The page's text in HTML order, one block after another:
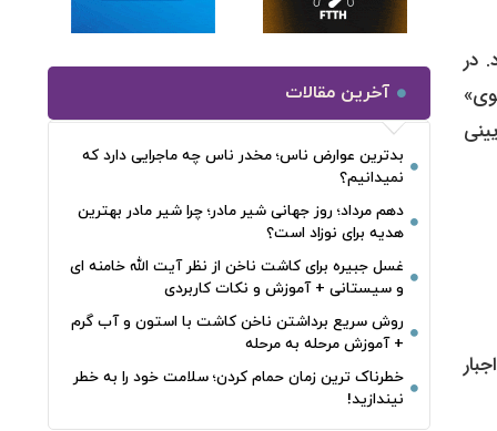
در
آخرین مقالات
بدترین عوارض ناس؛ مخدر ناس چه ماجرایی دارد که
نمیدانیم؟
دهم مرداد؛ روز جهانی شیر مادر؛ چرا شیر مادر بهترین
هدیه برای نوزاد است؟
غسل جبیره برای کاشت ناخن از نظر آیت الله خامنه ای
و سیستانی + آموزش و نکات کاربردی
روش سریع برداشتن ناخن کاشت با استون و آب گرم
+ آموزش مرحله به مرحله
خطرناک‌ ترین زمان‌ حمام کردن؛ سلامت خود را به خطر
نیندازید!